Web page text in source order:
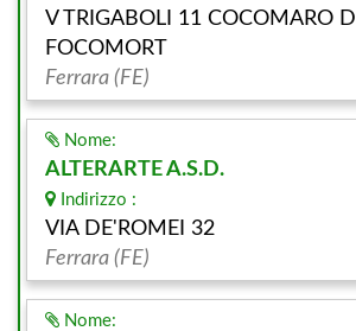
V TRIGABOLI 11 COCOMARO DI
FOCOMORT
Ferrara (FE)
Nome:
ALTERARTE A.S.D.
Indirizzo :
VIA DE'ROMEI 32
Ferrara (FE)
Nome: